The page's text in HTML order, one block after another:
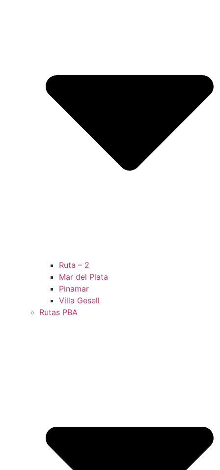
Ruta – 2
Mar del Plata
Pinamar
Villa Gesell
Rutas PBA